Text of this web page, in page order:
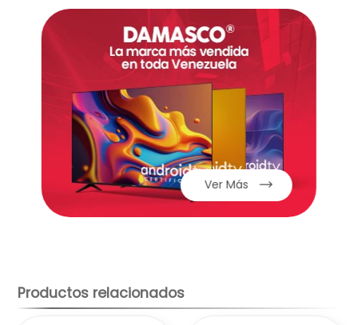
Productos relacionados
Ver Más